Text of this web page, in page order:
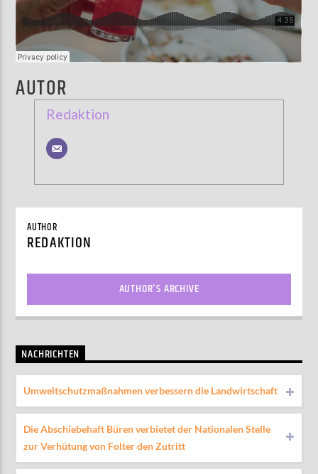
AUTOR
Redaktion
AUTHOR
REDAKTION
AUTHOR'S ARCHIVE
NACHRICHTEN
Umweltschutzmaßnahmen verbessern die Landwirtschaft
Die Abschiebehaft Büren verbietet der Nationalen Stelle
zur Verhütung von Folter den Zutritt